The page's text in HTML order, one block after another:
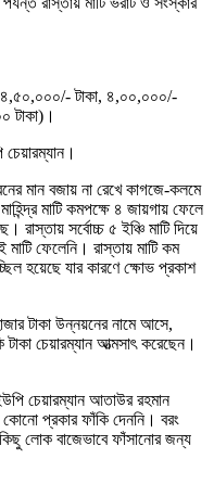
৪,৫০,০০০/- টাকা, ৪,০০,০০০/-
টাকা)।
মান বজায় না রেখে কাগজে-কলমে
মাটি কমপক্ষে ৪ জায়গায় ফেলে
রাস্তায় সর্বোচ্চ ৫ ইঞ্চি মাটি দিয়ে
ফেলেনি। রাস্তায় মাটি কম
হয়েছে যার কারণে ক্ষোভ প্রকাশ
টাকা উন্নয়নের নামে আসে,
চেয়ারম্যান আত্মসাৎ করেছেন।
চেয়ারম্যান আতাউর রহমান
কোনো প্রকার ফাঁকি দেননি। বরং
লোক বাজেভাবে ফাঁসানোর জন্য